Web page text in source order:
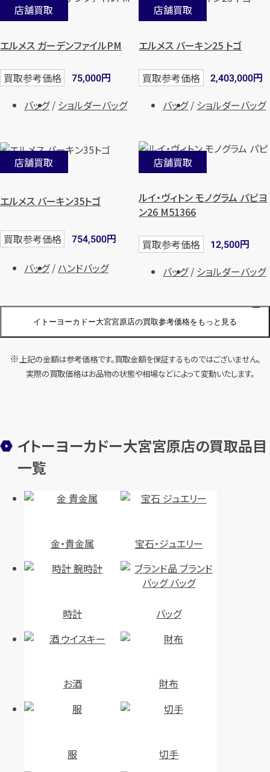
イトーヨーカドー大宮宮原店の買取参考価格をもっと見る
店舗買取
エルメス ガーデンファイルPM
買取参考価格 75,000円
バッグ
ショルダーバッグ
店舗買取
エルメス バーキン25 トゴ
買取参考価格 2,403,000円
バッグ
ショルダーバッグ
店舗買取
エルメス バーキン35トゴ
買取参考価格 754,500円
バッグ ハンドバッグ
店舗買取
ルイ・ヴィトン モノグラム パピヨ
ン26 M51366
買取参考価格 12,500円
バッグ
ショルダーバッグ
店舗買取
ルイ・ヴィトン ダミエ マレ
N42240
バッグ
ハンドバッグ
店舗買取
ルイ・ヴィトン モノグラムリポー
ターPM M45254
バッグ
ショルダーバッグ
店舗買取
120,000
バッグ ハンドバッグ
店舗買取
セリーヌ マカダム ボストンバッ
グ カデナ,キー×2,クロシェット
店舗買取 店舗買取
上記の金額は参考価格です。買取金額を保証するものではございません。
実際の買取価格はお品物の状態や相場などによって変動いたします。
イトーヨーカドー大宮宮原店の買取品目
一覧
金・貴金属 宝石・ジュエリー
時計 バッグ
お酒 財布
服
切手